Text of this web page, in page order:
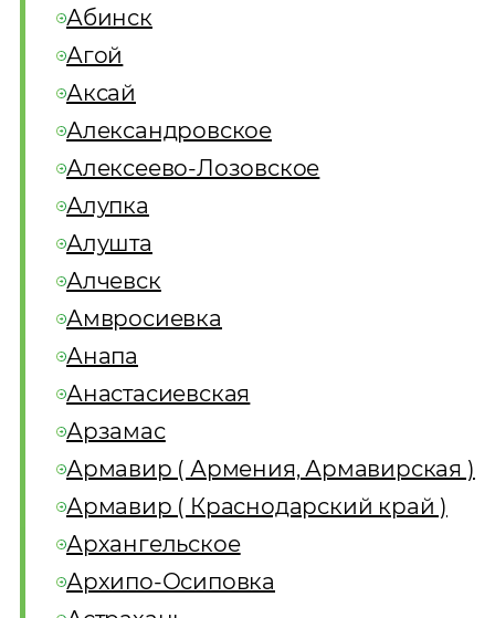
Абинск
Агой
Аксай
Александровское
Алексеево-Лозовское
Алупка
Алушта
Алчевск
Амвросиевка
Анапа
Анастасиевская
Арзамас
Армавир ( Армения, Армавирская )
Армавир ( Краснодарский край )
Архангельское
Архипо-Осиповка